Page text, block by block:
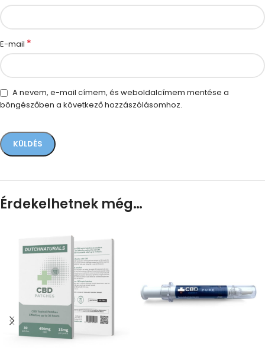
E-mail *
A nevem, e-mail címem, és weboldalcímem mentése a
böngészőben a következő hozzászólásomhoz.
Érdekelhetnek még…